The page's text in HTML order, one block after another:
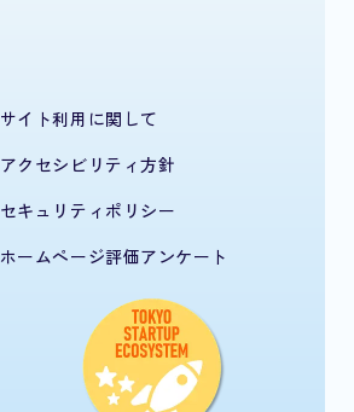
サイト利用に関して
アクセシビリティ方針
セキュリティポリシー
ホームページ評価アンケート